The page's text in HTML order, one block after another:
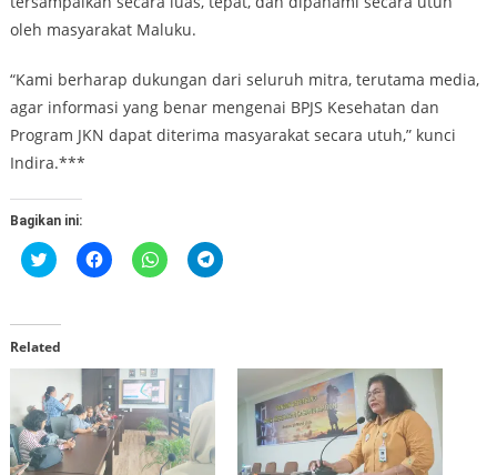
oleh masyarakat Maluku.
“Kami berharap dukungan dari seluruh mitra, terutama media,
agar informasi yang benar mengenai BPJS Kesehatan dan
Program JKN dapat diterima masyarakat secara utuh,” kunci
Indira.***
Bagikan ini:
Klik
untuk
di
jendela
yang
baru)
Klik
untuk
baru)
Klik
untuk
baru)
Klik
untuk
baru)
Related